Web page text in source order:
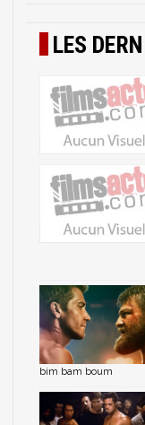
LES
bim bam boum